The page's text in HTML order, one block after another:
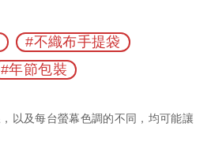
#不織布手提袋
#年節包裝